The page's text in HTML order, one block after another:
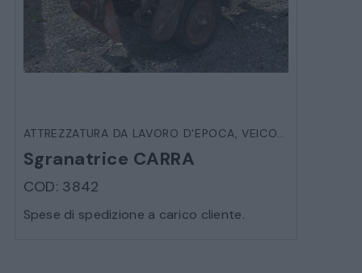
ATTREZZATURA DA LAVORO D'EPOCA, VEICOLI D'EPOCA
Sgranatrice CARRA
COD: 3842
Spese di spedizione a carico cliente.